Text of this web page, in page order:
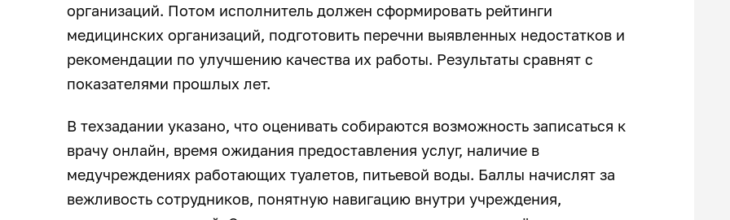
организаций. Потом исполнитель должен сформировать рейтинги
медицинских организаций, подготовить перечни выявленных недостатков и
рекомендации по улучшению качества их работы. Результаты сравнят с
показателями прошлых лет.
В техзадании указано, что оценивать собираются возможность записаться к
врачу онлайн, время ожидания предоставления услуг, наличие в
медучреждениях работающих туалетов, питьевой воды. Баллы начислят за
вежливость сотрудников, понятную навигацию внутри учреждения,